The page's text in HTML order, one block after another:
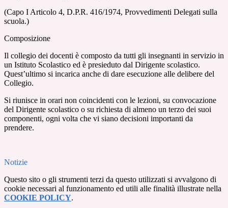
(Capo I Articolo 4, D.P.R. 416/1974, Provvedimenti Delegati sulla
scuola.)
Composizione
Il collegio dei docenti è composto da tutti gli insegnanti in servizio in
un Istituto Scolastico ed è presieduto dal Dirigente scolastico.
Quest’ultimo si incarica anche di dare esecuzione alle delibere del
Collegio.
Si riunisce in orari non coincidenti con le lezioni, su convocazione
del Dirigente scolastico o su richiesta di almeno un terzo dei suoi
componenti, ogni volta che vi siano decisioni importanti da
prendere.
Notizie
Questo sito o gli strumenti terzi da questo utilizzati si avvalgono di
cookie necessari al funzionamento ed utili alle finalità illustrate nella
COOKIE POLICY.